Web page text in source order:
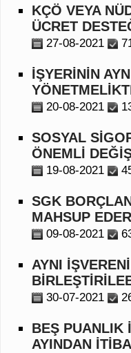
KÇÖ VEYA
ÜCRET
27-08-2021
İŞYERİNİN
20-08-2021
SOSYAL
ÖNEMLİ
19-08-2021
SGK
MAHSUP
09-08-2021
AYNI
30-07-2021
BEŞ PUANLIK
AYINDAN